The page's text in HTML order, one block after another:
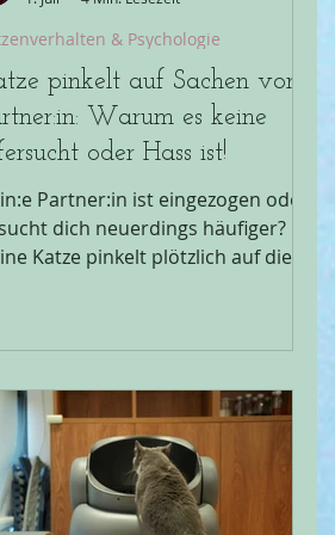
pinkelt auf Sachen von
Warum es keine
oder Hass ist!
Partner:in ist eingezogen oder
dich neuerdings häufiger?
Katze pinkelt plötzlich auf die
wo dein:e Partner:in schläft?
und du hast ein schlechtes
weil deine Katze
diese Person nicht mag?
ich kann dich beruhigen: Es ist
Hass und sie protestiert auch
& Psychologie